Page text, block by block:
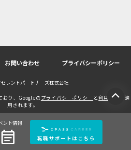
ント情報
event_note 転職サポートはこちら
お問い合わせ プライバシーポリシー
レントパートナーズ株式会社
おり、Googleの プライバシーポリシー と 利用規約が適
用されます。